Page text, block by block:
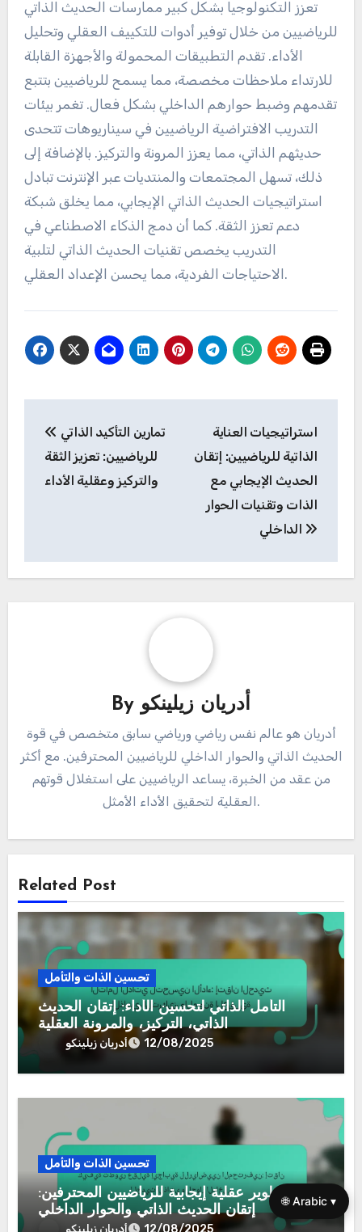
تعزز التكنولوجيا بشكل كبير ممارسات الحديث الذاتي
للرياضيين من خلال توفير أدوات للتكييف العقلي وتحليل
الأداء. تقدم التطبيقات المحمولة والأجهزة القابلة
للارتداء ملاحظات مخصصة، مما يسمح للرياضيين بتتبع
تقدمهم وضبط حوارهم الداخلي بشكل فعال. تغمر بيئات
التدريب الافتراضية الرياضيين في سيناريوهات تتحدى
حديثهم الذاتي، مما يعزز المرونة والتركيز. بالإضافة إلى
ذلك، تسهل المجتمعات والمنتديات عبر الإنترنت تبادل
استراتيجيات الحديث الذاتي الإيجابي، مما يخلق شبكة
دعم تعزز الثقة. كما أن دمج الذكاء الاصطناعي في
التدريب يخصص تقنيات الحديث الذاتي لتلبية
الاحتياجات الفردية، مما يحسن الإعداد العقلي.
navigation
للرياضيين: تعزيز الثقة
والتركيز وعقلية الأداء
استراتيجيات العناية
الذاتية للرياضيين: إتقان
الحديث الإيجابي مع
الذات وتقنيات الحوار
By أدريان زيلينكو
أدريان هو عالم نفس رياضي ورياضي سابق متخصص في قوة
الحديث الذاتي والحوار الداخلي للرياضيين المحترفين. مع أكثر
من عقد من الخبرة، يساعد الرياضيين على استغلال قوتهم
العقلية لتحقيق الأداء الأمثل.
Related Post
تحسين الذات والتأمل
التأمل الذاتي لتحسين الأداء: إتقان الحديث
الذاتي، التركيز، والمرونة العقلية
أدريان زيلينكو 12/08/2025
تحسين الذات والتأمل
كيفية تطوير عقلية إيجابية للرياضيين المحترفين:
إتقان الحديث الذاتي والحوار الداخلي
أدريان زيلينكو
🌐 Arabic ▾